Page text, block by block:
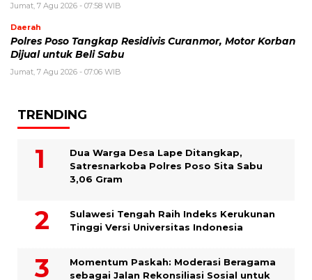
Jumat, 7 Agu 2026 - 07:58 WIB
Daerah
Polres Poso Tangkap Residivis Curanmor, Motor Korban
Dijual untuk Beli Sabu
Jumat, 7 Agu 2026 - 07:06 WIB
TRENDING
Dua Warga Desa Lape Ditangkap,
Satresnarkoba Polres Poso Sita Sabu
3,06 Gram
Sulawesi Tengah Raih Indeks Kerukunan
Tinggi Versi Universitas Indonesia
Momentum Paskah: Moderasi Beragama
sebagai Jalan Rekonsiliasi Sosial untuk